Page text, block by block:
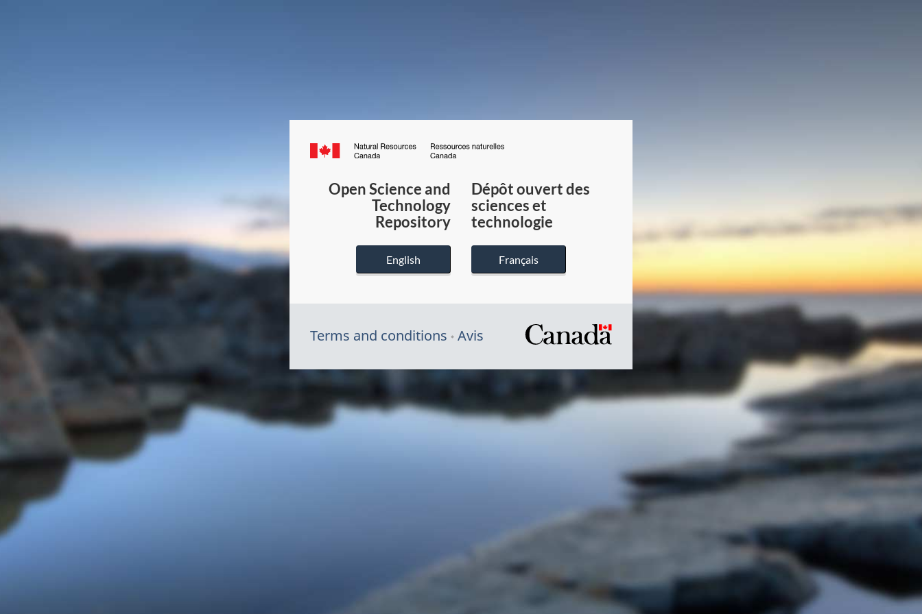
Canada.ca
du
Canada
Open Science and
Technology
Repository
English
Dépôt ouvert des
sciences et
technologie
Français
Terms and conditions Avis
/
Symbole
gouvernement